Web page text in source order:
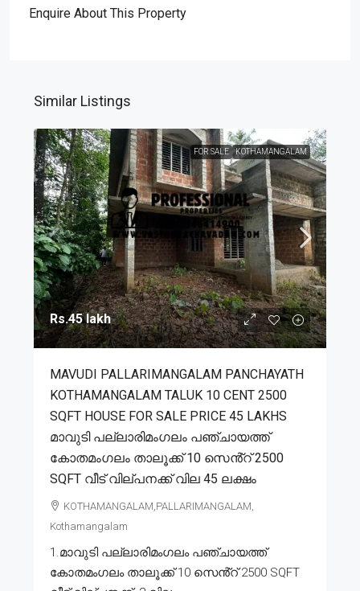
Enquire About This Property
Similar Listings
FOR SALE KOTHAMANGALAM
Rs.45 lakh
MAVUDI PALLARIMANGALAM PANCHAYATH
KOTHAMANGALAM TALUK 10 CENT 2500
SQFT HOUSE FOR SALE PRICE 45 LAKHS
മാവുടി പല്ലാരിമംഗലം പഞ്ചായത്ത്
കോതമംഗലം താലൂക്ക് 10 സെൻ്റ് 2500
SQFT വീട് വില്പനക്ക് വില 45 ലക്ഷം
KOTHAMANGALAM,PALLARIMANGALAM,
Kothamangalam
1.മാവുടി പല്ലാരിമംഗലം പഞ്ചായത്ത്
കോതമംഗലം താലൂക്ക് 10 സെൻ്റ് 2500 SQFT